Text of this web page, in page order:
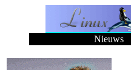
Nieuws